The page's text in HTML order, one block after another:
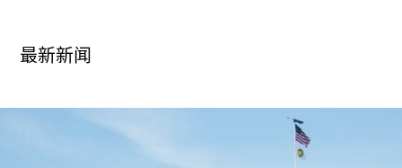
最新新闻